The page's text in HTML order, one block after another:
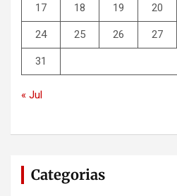
17 18 19 20
24 25 26 27
31
« Jul
Categorias